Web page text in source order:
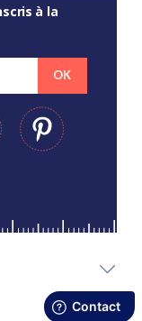
à la
OK